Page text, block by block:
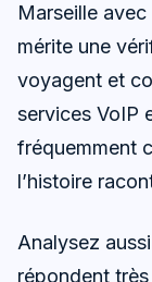
Marseille
mérite une
voyagent et
services VoIP
fréquemment
l’histoire
Analysez
répondent